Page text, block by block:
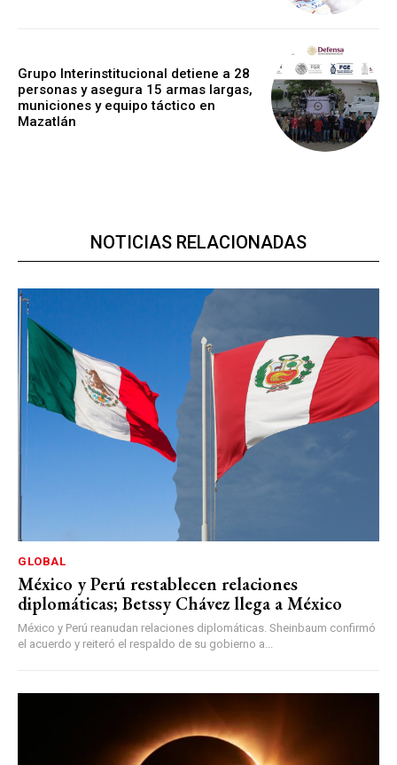
Grupo Interinstitucional detiene a 28
personas y asegura 15 armas largas,
municiones y equipo táctico en
Mazatlán
NOTICIAS RELACIONADAS
GLOBAL
México y Perú restablecen relaciones
diplomáticas; Betssy Chávez llega a México
México y Perú reanudan relaciones diplomáticas. Sheinbaum confirmó
el acuerdo y reiteró el respaldo de su gobierno a...